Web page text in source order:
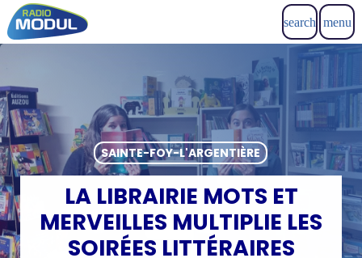
search menu
SAINTE-FOY-L'ARGENTIÈRE
LA LIBRAIRIE MOTS ET
MERVEILLES MULTIPLIE LES
SOIRÉES LITTÉRAIRES